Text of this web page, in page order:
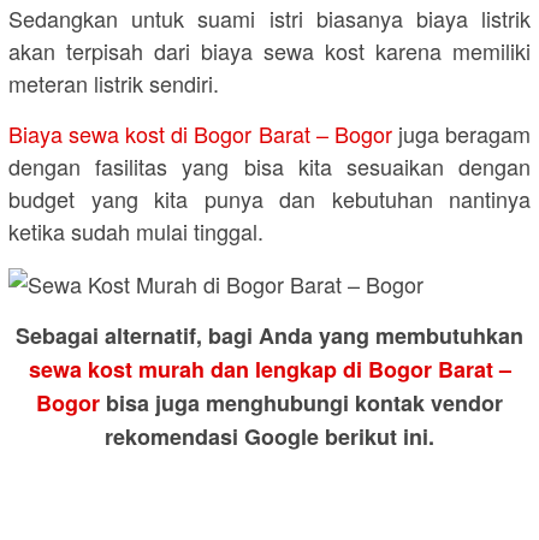
Sedangkan untuk suami istri biasanya biaya listrik
akan terpisah dari biaya sewa kost karena memiliki
meteran listrik sendiri.
Biaya sewa kost di Bogor Barat – Bogorjuga beragam
dengan fasilitas yang bisa kita sesuaikan dengan
budget yang kita punya dan kebutuhan nantinya
ketika sudah mulai tinggal.
Sebagai alternatif, bagi Anda yang membutuhkan
sewa kost murah dan lengkap di Bogor Barat –
Bogor bisa juga menghubungi kontak vendor
rekomendasi Google berikut ini.